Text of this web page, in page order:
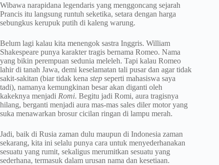
Wibawa narapidana legendaris yang menggoncang sejarah
Prancis itu langsung runtuh seketika, setara dengan harga
sebungkus kerupuk putih di kaleng warung.
Belum lagi kalau kita menengok sastra Inggris. William
Shakespeare punya karakter tragis bernama Romeo. Nama
yang bikin perempuan sedunia meleleh. Tapi kalau Romeo
lahir di tanah Jawa, demi keselamatan tali pusar dan agar tidak
sakit-sakitan (biar tidak kena step seperti mahasiswa saya
tadi), namanya kemungkinan besar akan diganti oleh
kakeknya menjadi Romi. Begitu jadi Romi, aura tragisnya
hilang, berganti menjadi aura mas-mas sales diler motor yang
suka menawarkan brosur cicilan ringan di lampu merah.
Jadi, baik di Rusia zaman dulu maupun di Indonesia zaman
sekarang, kita ini selalu punya cara untuk menyederhanakan
sesuatu yang rumit, sekaligus merumitkan sesuatu yang
sederhana, termasuk dalam urusan nama dan kesetiaan.